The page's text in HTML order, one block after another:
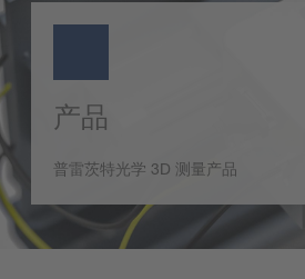
产品
普雷茨特光学 3D 测量产品